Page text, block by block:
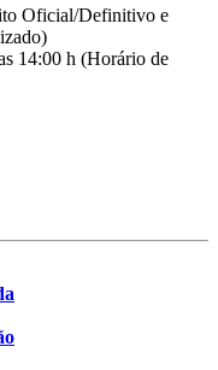
Oficial/Definitivo e
14:00 h (Horário de